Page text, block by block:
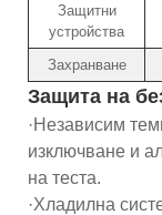
Защитни
устройства
Захранване
Защита на
·Независим
изключване и
на теста.
·Хладилна